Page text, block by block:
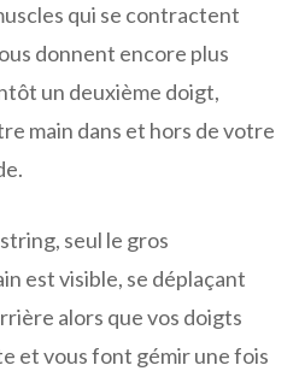
qui se contractent
donnent encore plus
un deuxième doigt,
main dans et hors de votre
seul le gros
est visible, se déplaçant
alors que vos doigts
et vous font gémir une fois